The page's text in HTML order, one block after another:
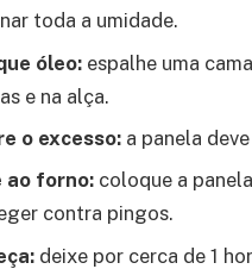
toda a umidade.
óleo: espalhe uma
e na alça.
o excesso: a panela
ao forno: coloque a
contra pingos.
deixe por cerca de 1